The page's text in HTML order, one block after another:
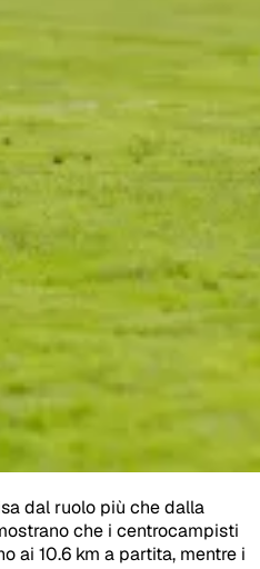
dal ruolo più che dalla
che i centrocampisti
ai 10.6 km a partita, mentre i